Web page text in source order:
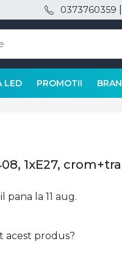
0373760359
LED PROMOTII
1xE27,
pana la 11 aug.
acest produs?